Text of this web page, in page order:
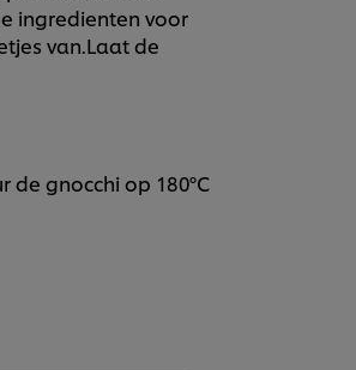
ingredienten voor
van.Laat de
gnocchi op 180ºC